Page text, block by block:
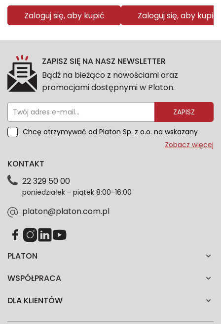
Zaloguj się, aby kupić Zaloguj się, aby kupić
ZAPISZ SIĘ NA NASZ NEWSLETTER
Bądź na bieżąco z nowościami oraz
promocjami dostępnymi w Platon.
ZAPISZ
Chcę otrzymywać od Platon Sp. z o.o. na wskazany
przeze mnie adres e-mail informacje marketingowe
dotyczące danych osobowych znajdziesz w naszej
każdym czasie. Wycofanie zgody nie wpłynie na
zgodność z prawem przetwarzania dokonanego przed
Zobacz więcej
PLATON
WSPÓŁPRACA
DLA KLIENTÓW
KONTAKT
22 329 50 00
poniedziałek - piątek 8:00-16:00
platon@platon.com.pl